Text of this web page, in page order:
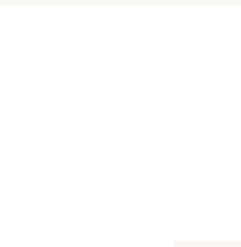
dovuto verso eleggere
cio anche